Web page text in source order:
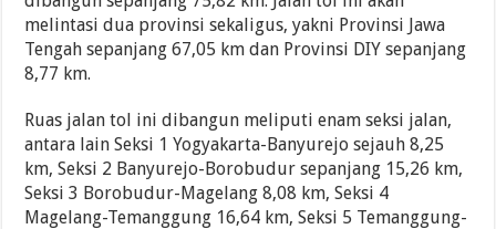
melintasi dua provinsi sekaligus, yakni Provinsi Jawa
Tengah sepanjang 67,05 km dan Provinsi DIY sepanjang
8,77 km.
Ruas jalan tol ini dibangun meliputi enam seksi jalan,
antara lain Seksi 1 Yogyakarta-Banyurejo sejauh 8,25
km, Seksi 2 Banyurejo-Borobudur sepanjang 15,26 km,
Seksi 3 Borobudur-Magelang 8,08 km, Seksi 4
Magelang-Temanggung 16,64 km, Seksi 5 Temanggung-